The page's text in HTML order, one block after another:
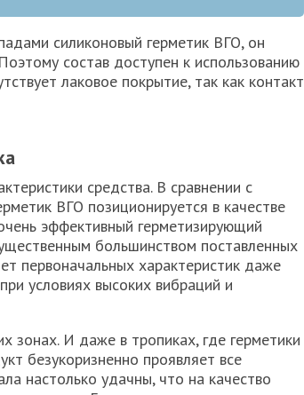
силиконовый герметик ВГО, он
состав доступен к использованию
лаковое покрытие, так как контакт
средства. В сравнении с
ВГО позиционируется в качестве
эффективный герметизирующий
большинством поставленных
первоначальных характеристик даже
условиях высоких вибраций и
зонах. И даже в тропиках, где герметики
безукоризненно проявляет все
настолько удачны, что на качество